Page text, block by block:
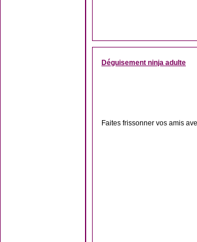
Déguisement ninja adulte
Faites frissonner vos amis